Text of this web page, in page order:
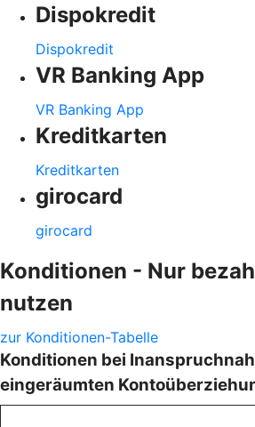
Dispokredit
Dispokredit
VR Banking App
VR Banking App
Kreditkarten
Kreditkarten
girocard
girocard
Konditionen - Nur
nutzen
zur Konditionen-Tabelle
Konditionen bei
eingeräumten